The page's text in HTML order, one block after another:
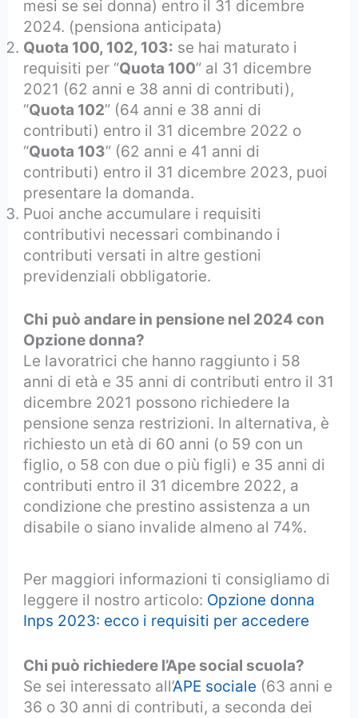
mesi se sei donna) entro il 31 dicembre
2024. (pensiona anticipata)
Quota 100, 102, 103: se hai maturato i
requisiti per “Quota 100” al 31 dicembre
2021 (62 anni e 38 anni di contributi),
“Quota 102” (64 anni e 38 anni di
contributi) entro il 31 dicembre 2022 o
“Quota 103” (62 anni e 41 anni di
contributi) entro il 31 dicembre 2023, puoi
presentare la domanda.
Puoi anche accumulare i requisiti
contributivi necessari combinando i
contributi versati in altre gestioni
previdenziali obbligatorie.
Chi può andare in pensione nel 2024 con
Opzione donna?
Le lavoratrici che hanno raggiunto i 58
anni di età e 35 anni di contributi entro il 31
dicembre 2021 possono richiedere la
pensione senza restrizioni. In alternativa, è
richiesto un età di 60 anni (o 59 con un
figlio, o 58 con due o più figli) e 35 anni di
contributi entro il 31 dicembre 2022, a
condizione che prestino assistenza a un
disabile o siano invalide almeno al 74%.
Per maggiori informazioni ti consigliamo di
leggere il nostro articolo: Opzione donna
Inps 2023: ecco i requisiti per accedere
Chi può richiedere l’Ape social scuola?
Se sei interessato all’APE sociale (63 anni e
36 o 30 anni di contributi, a seconda dei